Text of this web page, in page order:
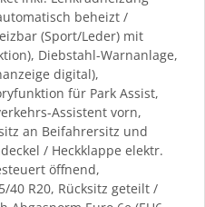
beheizt /
(Sport/Leder) mit
Diebstahl-Warnanlage,
digital),
für Park Assist,
Assistent vorn,
an Beifahrersitz und
/ Heckklappe elektr.
öffnend,
40 R20, Rücksitz geteilt /